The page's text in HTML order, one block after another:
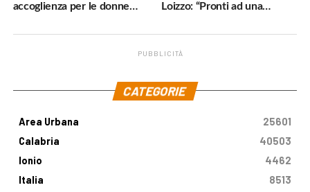
accoglienza per le donne
Loizzo: “Pronti ad una
Terapie Digitali”
PUBBLICITÀ
CATEGORIE
Area Urbana
25601
Calabria
40503
Ionio
4462
Italia
8513